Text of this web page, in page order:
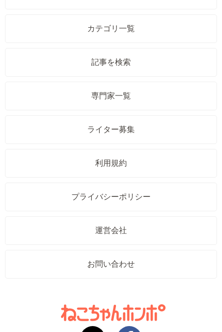
カテゴリ一覧
記事を検索
専門家一覧
ライター募集
利用規約
プライバシーポリシー
運営会社
お問い合わせ